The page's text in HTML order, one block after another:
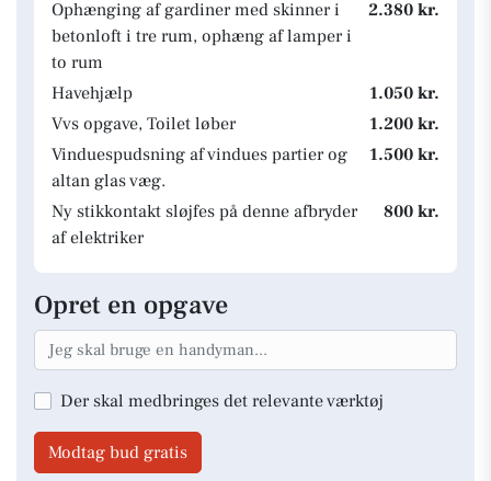
Ophænging af gardiner med skinner i
betonloft i tre rum, ophæng af lamper i
to rum
2.380 kr.
Havehjælp
1.050 kr.
Vvs opgave, Toilet løber
1.200 kr.
Vinduespudsning af vindues partier og
altan glas væg.
1.500 kr.
Ny stikkontakt sløjfes på denne afbryder
af elektriker
800 kr.
Opret en opgave
Der skal medbringes det relevante værktøj
Modtag bud gratis